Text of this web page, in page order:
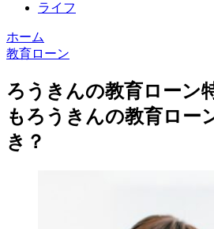
ライフ
ホーム
教育ローン
ろうきんの教育ローン
もろうきんの教育ロー
き？